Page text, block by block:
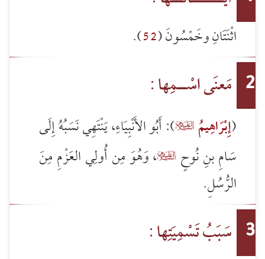
اثْنَتَانِ وخَمْسُونَ (52
).
2 مَعنَى اسْـــمِها :
(إِبْرَاهِيمُ ): أَبُو الأَنْبِيَاءِ، يَنْتَهِي نَسَبُهُ إِلَى
سَامِ بنِ نُوحٍ ، وَهُوَ مِن أُولِي العَزْمِ مِنَ
الرُّسُلِ.
3 سَبَبُ تَسْمِيَتِها :